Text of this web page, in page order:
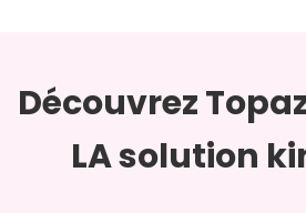
Découvrez
LA solution